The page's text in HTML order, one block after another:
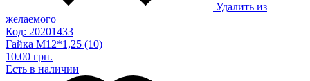
Удалить из
желаемого
Код: 20201433
Гайка М12*1,25 (10)
10.00 грн.
Есть в наличии